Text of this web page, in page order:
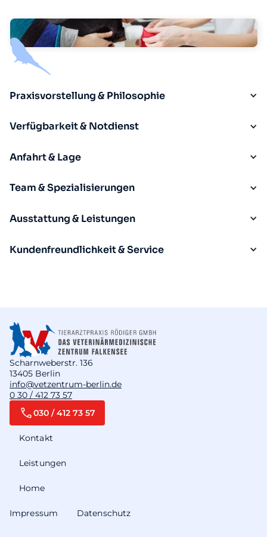
Praxisvorstellung & Philosophie
Verfügbarkeit & Notdienst
Anfahrt & Lage
Team & Spezialisierungen
Ausstattung & Leistungen
Kundenfreundlichkeit & Service
Scharnweberstr. 136
13405 Berlin
info@vetzentrum-berlin.de
0 30 / 412 73 57
Home
Leistungen
Kontakt
030 / 412 73 57
Impressum Datenschutz